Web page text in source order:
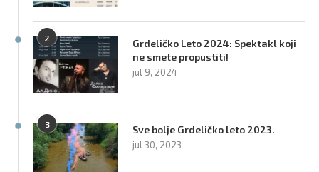
2
Grdeličko Leto 2024: Spektakl koji
ne smete propustiti!
jul 9, 2024
3 Sve bolje Grdeličko leto 2023.
jul 30, 2023